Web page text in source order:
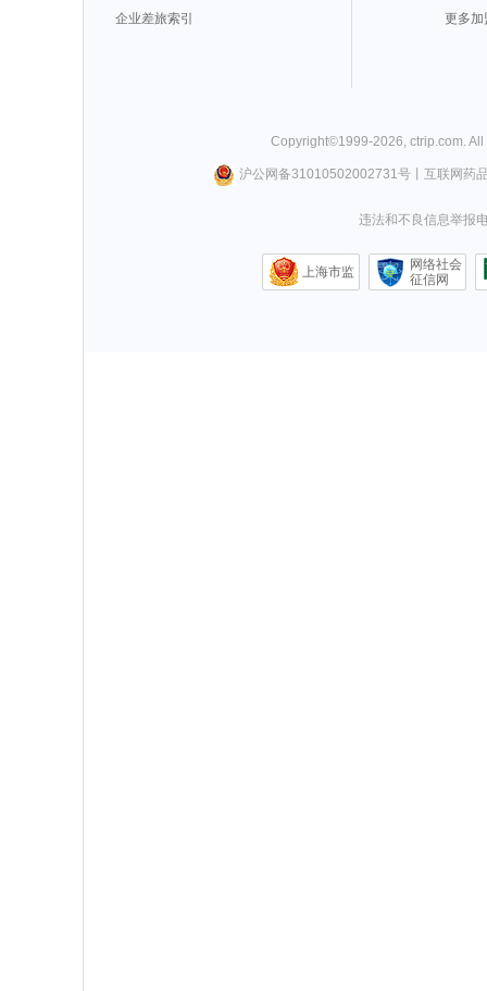
企业差旅索引
更多加
Copyright©1999-2026 ctrip.com .
沪公网备31010502002731号丨 互联网药
违法和不良信息举报
上海市监
网络社会
征信网